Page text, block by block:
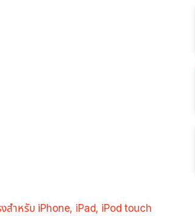
งสำหรับ iPhone, iPad, iPod touch